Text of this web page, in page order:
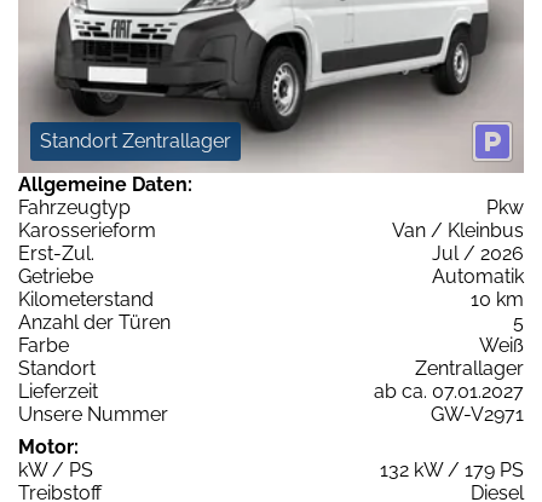
Standort Zentrallager
Allgemeine Daten:
Fahrzeugtyp
Pkw
Karosserieform
Van / Kleinbus
Erst-Zul.
Jul / 2026
Getriebe
Automatik
Kilometerstand
10 km
Anzahl der Türen
5
Farbe
Weiß
Standort
Zentrallager
Lieferzeit
ab ca. 07.01.2027
Unsere Nummer
GW-V2971
Motor:
kW / PS
132 kW / 179 PS
Treibstoff
Diesel